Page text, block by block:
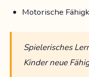
Motorische
Spielerisches
Kinder neue